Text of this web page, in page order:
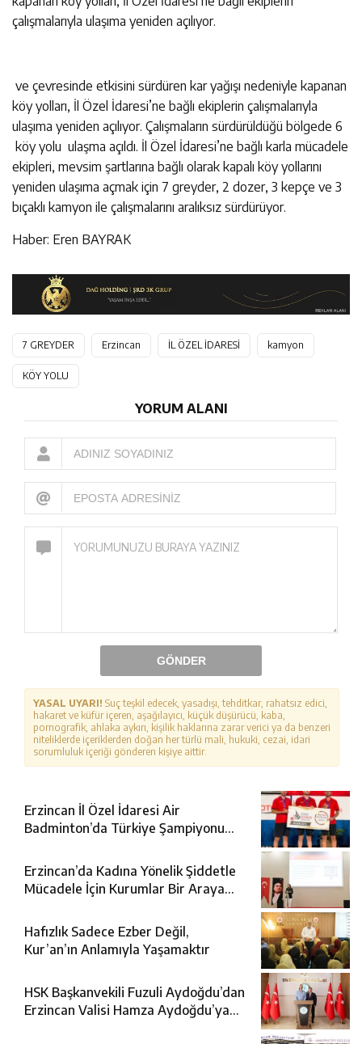
çalışmalarıyla ulaşıma yeniden açılıyor.
ve çevresinde etkisini sürdüren kar yağışı nedeniyle kapanan
köy yolları, İl Özel İdaresi’ne bağlı ekiplerin çalışmalarıyla
ulaşıma yeniden açılıyor. Çalışmaların sürdürüldüğü bölgede 6
köy yolu ulaşma açıldı. İl Özel İdaresi’ne bağlı karla mücadele
ekipleri, mevsim şartlarına bağlı olarak kapalı köy yollarını
yeniden ulaşıma açmak için 7 greyder, 2 dozer, 3 kepçe ve 3
bıçaklı kamyon ile çalışmalarını aralıksız sürdürüyor.
Haber: Eren BAYRAK
7 GREYDER Erzincan İL ÖZEL İDARESİ kamyon
KÖY YOLU
YORUM ALANI
GÖNDER
YASAL UYARI! Suç teşkil edecek, yasadışı, tehditkar, rahatsız edici,
hakaret ve küfür içeren, aşağılayıcı, küçük düşürücü, kaba,
pornografik, ahlaka aykırı, kişilik haklarına zarar verici ya da benzeri
niteliklerde içeriklerden doğan her türlü mali, hukuki, cezai, idari
sorumluluk içeriği gönderen kişiye aittir.
Erzincan İl Özel İdaresi Air
Badminton’da Türkiye Şampiyonu
Erzincan’da Kadına Yönelik Şiddetle
Mücadele İçin Kurumlar Bir Araya
Hafızlık Sadece Ezber Değil,
Kur’an’ın Anlamıyla Yaşamaktır
HSK Başkanvekili Fuzuli Aydoğdu’dan
Erzincan Valisi Hamza Aydoğdu’ya